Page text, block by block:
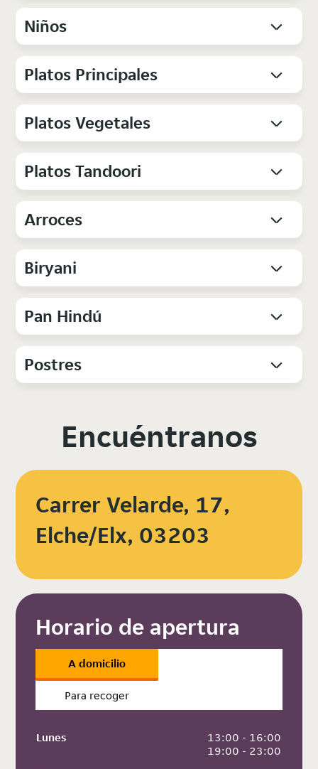
Niños
Platos Principales
Platos Vegetales
Platos Tandoori
Arroces
Biryani
Pan Hindú
Postres
Encuéntranos
Carrer Velarde, 17,
Elche/Elx, 03203
Horario de apertura
A domicilio
Para recoger
Lunes
13:00 - 16:00
19:00 - 23:00